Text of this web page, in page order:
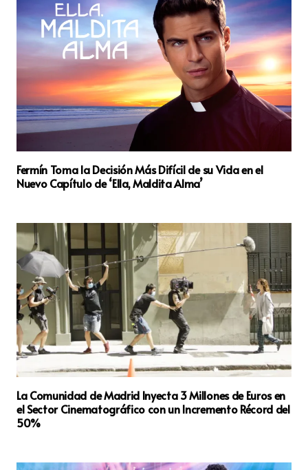
Fermín Toma la Decisión Más Difícil de su Vida en el
Nuevo Capítulo de ‘Ella, Maldita Alma’
La Comunidad de Madrid Inyecta 3 Millones de Euros en
el Sector Cinematográfico con un Incremento Récord del
50%